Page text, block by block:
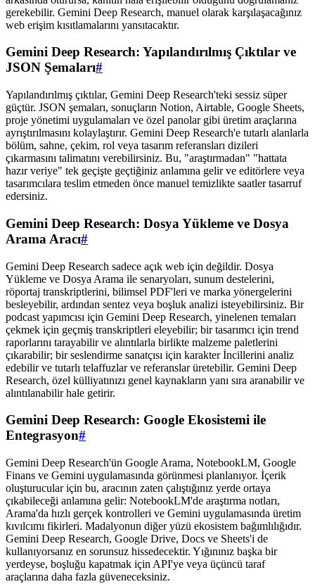
gerekebilir. Gemini Deep Research, manuel olarak karşılaşacağınız
web erişim kısıtlamalarını yansıtacaktır.
Gemini Deep Research: Yapılandırılmış Çıktılar ve
JSON Şemaları#
Yapılandırılmış çıktılar, Gemini Deep Research'teki sessiz süper
güçtür. JSON şemaları, sonuçların Notion, Airtable, Google Sheets,
proje yönetimi uygulamaları ve özel panolar gibi üretim araçlarına
ayrıştırılmasını kolaylaştırır. Gemini Deep Research'e tutarlı alanlarla
bölüm, sahne, çekim, rol veya tasarım referansları dizileri
çıkarmasını talimatını verebilirsiniz. Bu, "araştırmadan" "hattata
hazır veriye" tek geçişte geçtiğiniz anlamına gelir ve editörlere veya
tasarımcılara teslim etmeden önce manuel temizlikte saatler tasarruf
edersiniz.
Gemini Deep Research: Dosya Yükleme ve Dosya
Arama Aracı#
Gemini Deep Research sadece açık web için değildir. Dosya
Yükleme ve Dosya Arama ile senaryoları, sunum destelerini,
röportaj transkriptlerini, bilimsel PDF'leri ve marka yönergelerini
besleyebilir, ardından sentez veya boşluk analizi isteyebilirsiniz. Bir
podcast yapımcısı için Gemini Deep Research, yinelenen temaları
çekmek için geçmiş transkriptleri eleyebilir; bir tasarımcı için trend
raporlarını tarayabilir ve alıntılarla birlikte malzeme paletlerini
çıkarabilir; bir seslendirme sanatçısı için karakter İncillerini analiz
edebilir ve tutarlı telaffuzlar ve referanslar üretebilir. Gemini Deep
Research, özel külliyatınızı genel kaynakların yanı sıra aranabilir ve
alıntılanabilir hale getirir.
Gemini Deep Research: Google Ekosistemi ile
Entegrasyon#
Gemini Deep Research'ün Google Arama, NotebookLM, Google
Finans ve Gemini uygulamasında görünmesi planlanıyor. İçerik
oluşturucular için bu, aracının zaten çalıştığınız yerde ortaya
çıkabileceği anlamına gelir: NotebookLM'de araştırma notları,
Arama'da hızlı gerçek kontrolleri ve Gemini uygulamasında üretim
kıvılcımı fikirleri. Madalyonun diğer yüzü ekosistem bağımlılığıdır.
Gemini Deep Research, Google Drive, Docs ve Sheets'i de
kullanıyorsanız en sorunsuz hissedecektir. Yığınınız başka bir
yerdeyse, boşluğu kapatmak için API'ye veya üçüncü taraf
araçlarına daha fazla güveneceksiniz.